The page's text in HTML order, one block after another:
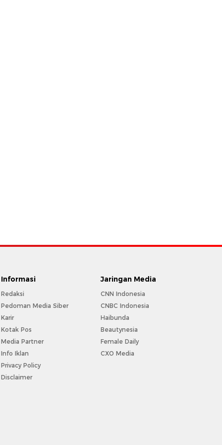
Informasi
Redaksi
Pedoman Media Siber
Karir
Kotak Pos
Media Partner
Info Iklan
Privacy Policy
Disclaimer
Jaringan Media
CNN Indonesia
CNBC Indonesia
Haibunda
Beautynesia
Female Daily
CXO Media